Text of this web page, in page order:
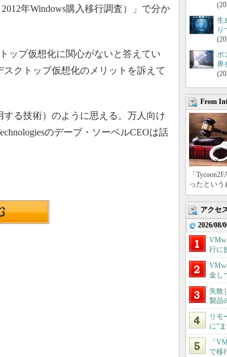
2012年Windows購入移行調査）」で分か
ップ仮想化に関心がないと答えてい
クトップ仮想化のメリットを訴えて
る技術）のように思える。万人向け
のデーブ・ソーベルCEOは話
生
り
ポ
界
From
「
ったという
アクセ
2026/08/
行に
金し
失敗
製品
リモ
に“
「
で移